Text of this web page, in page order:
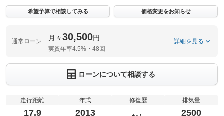
希望予算で相談してみる 価格変更をお知らせ
通常ローン 月々30,500円
実質年率4.5%・48回
詳細を見る
ローンについて相談する
走行距離
17.9
年式
2013
修復歴 排気量
2500